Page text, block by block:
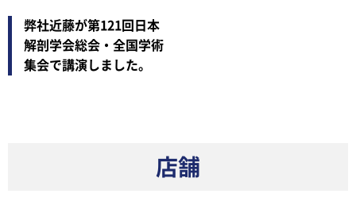
弊社近藤が第121回日本
解剖学会総会・全国学術
集会で講演しました。
店舗